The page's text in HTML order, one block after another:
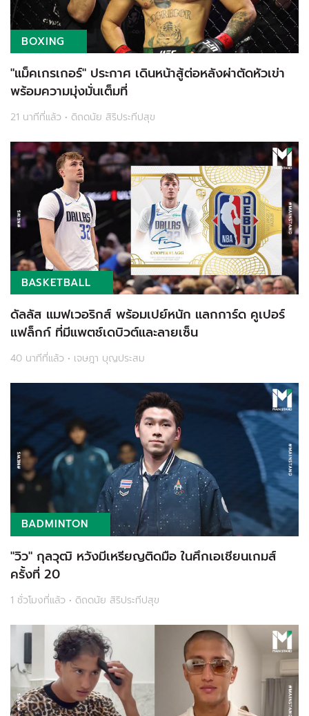
BOXING
"แม็คเกรเกอร์" ประกาศ เดินหน้าสู้ต่อหลังผ่าตัดหัวเข่า
พร้อมความมุ่งมั่นเต็มที่
21 นาทีที่แล้ว • ดิถดนัย สิริประทีปสุข
BASKETBALL
ดัลลัส แมฟเวอริกส์ พร้อมเปย์หนัก แลกการ์ด คูเปอร์
แฟล็กก์ ที่มีแพตช์เดบิวต์และลายเซ็น
40 นาทีที่แล้ว • เจษฎา บุญประสม
BADMINTON
"วิว" กุลวุฒิ หวังมีเหรียญติดมือ ในศึกเอเชียนเกมส์
ครั้งที่ 20
1 ชั่วโมงที่แล้ว • ดิถดนัย สิริประทีปสุข